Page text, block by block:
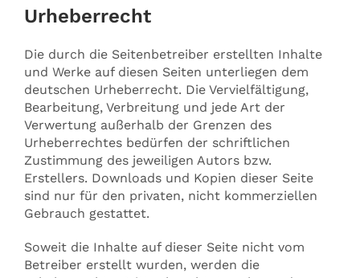
Urheberrecht
Die durch die Seitenbetreiber erstellten Inhalte
und Werke auf diesen Seiten unterliegen dem
deutschen Urheberrecht. Die Vervielfältigung,
Bearbeitung, Verbreitung und jede Art der
Verwertung außerhalb der Grenzen des
Urheberrechtes bedürfen der schriftlichen
Zustimmung des jeweiligen Autors bzw.
Erstellers. Downloads und Kopien dieser Seite
sind nur für den privaten, nicht kommerziellen
Gebrauch gestattet.
Soweit die Inhalte auf dieser Seite nicht vom
Betreiber erstellt wurden, werden die